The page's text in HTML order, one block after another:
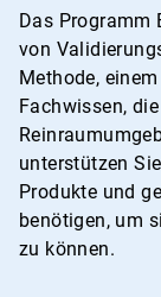
Das Programm
von
Methode,
Fachwissen,
unterstützen
Produkte und
benötigen, um
zu können.